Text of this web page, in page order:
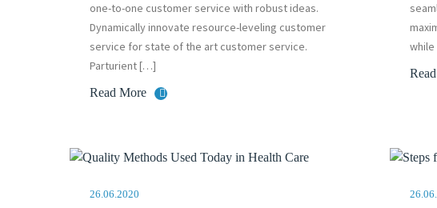
one-to-one customer service with robust ideas.
Dynamically innovate resource-leveling customer
service for state of the art customer service.
Parturient […]
Read More
26.06.2020